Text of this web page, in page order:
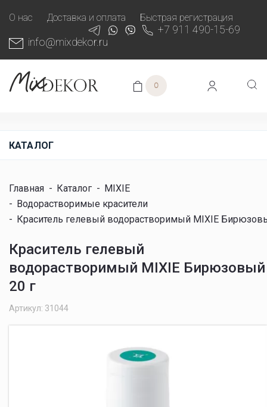
О нас Доставка и оплата Быстрая регистрация
+7 911 490-15-69
info@mixdekor.ru
0
КАТАЛОГ
Главная - Каталог - MIXIE
- Водорастворимые красители
- Краситель гелевый водорастворимый MIXIE
Краситель гелевый
водорастворимый MIXIE Бирюзовый
20 г
Артикул: 31044